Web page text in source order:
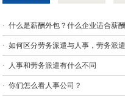
什么是薪酬外包？什么企业适合薪
如何区分劳务派遣与人事，劳务派
人事和劳务派遣有什么不同
你们怎么看人事公司？